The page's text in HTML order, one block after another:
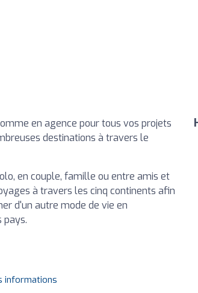
en agence pour tous vos projets
destinations à travers le
en couple, famille ou entre amis et
à travers les cinq continents afin
d'un autre mode de vie en
pays.
informations